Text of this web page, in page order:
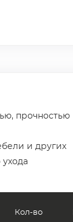
прочностью
и других
Кол-во